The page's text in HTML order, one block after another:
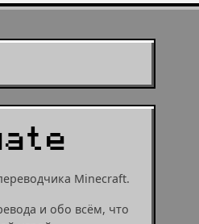
Minecraft.
и обо всём, что
или мушрумом